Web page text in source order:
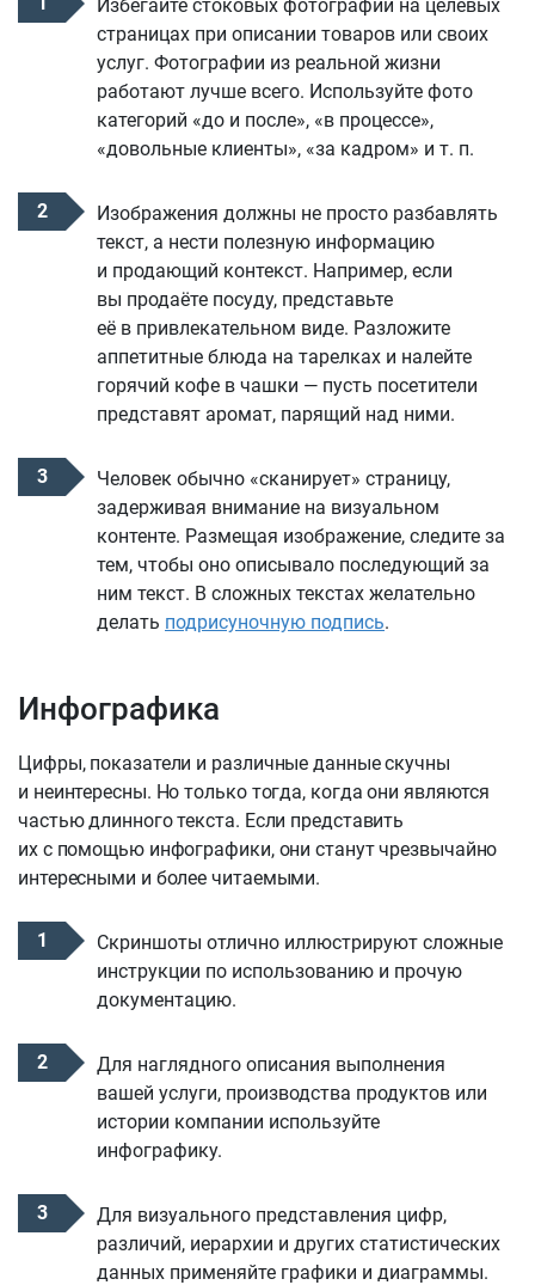
Избегайте стоковых фотографий на целевых
страницах при описании товаров или своих
услуг. Фотографии из реальной жизни
работают лучше всего. Используйте фото
категорий «до и после», «в процессе»,
«довольные клиенты», «за кадром» и т. п.
Изображения должны не просто разбавлять
текст, а нести полезную информацию
и продающий контекст. Например, если
вы продаёте посуду, представьте
её в привлекательном виде. Разложите
аппетитные блюда на тарелках и налейте
горячий кофе в чашки — пусть посетители
представят аромат, парящий над ними.
Человек обычно «сканирует» страницу,
задерживая внимание на визуальном
контенте. Размещая изображение, следите за
тем, чтобы оно описывало последующий за
ним текст. В сложных текстах желательно
делать подрисуночную подпись.
Инфографика
Цифры, показатели и различные данные скучны
и неинтересны. Но только тогда, когда они являются
частью длинного текста. Если представить
их с помощью инфографики, они станут чрезвычайно
интересными и более читаемыми.
Скриншоты отлично иллюстрируют сложные
инструкции по использованию и прочую
документацию.
Для наглядного описания выполнения
вашей услуги, производства продуктов или
истории компании используйте
инфографику.
Для визуального представления цифр,
различий, иерархии и других статистических
данных применяйте графики и диаграммы.